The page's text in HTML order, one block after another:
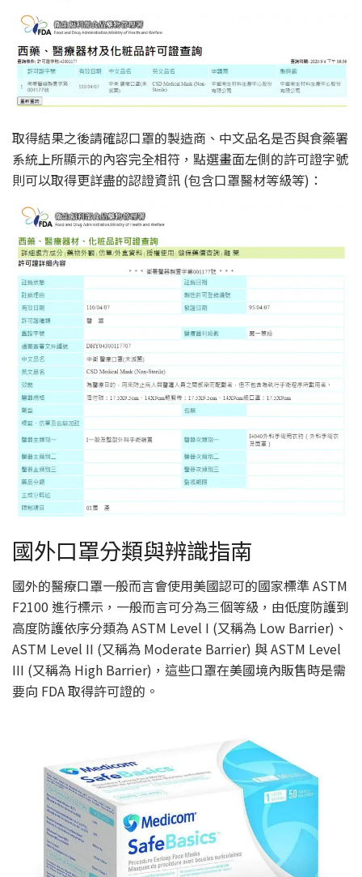
取得結果之後請確認口罩的製造商、中文品名是否與食藥署
系統上所顯示的內容完全相符，點選畫面左側的許可證字號
則可以取得更詳盡的認證資訊 (包含口罩醫材等級等)：
國外口罩分類與辨識指南
國外的醫療口罩一般而言會使用美國認可的國家標準 ASTM
F2100 進行標示，一般而言可分為三個等級，由低度防護到
高度防護依序分類為 ASTM Level I (又稱為 Low Barrier)、
ASTM Level II (又稱為 Moderate Barrier) 與 ASTM Level
III (又稱為 High Barrier)，這些口罩在美國境內販售時是需
要向 FDA 取得許可證的。